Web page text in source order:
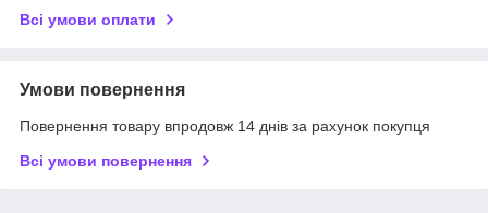
Всі умови оплати
Умови повернення
Повернення товару впродовж 14 днів за рахунок покупця
Всі умови повернення